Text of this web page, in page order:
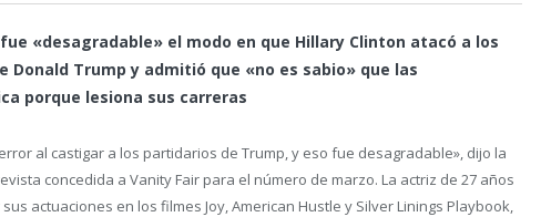
«desagradable» el modo en que Hillary Clinton atacó a los
Trump y admitió que «no es sabio» que las
porque lesiona sus carreras
al castigar a los partidarios de Trump, y eso fue desagradable», dijo la
concedida a Vanity Fair para el número de marzo. La actriz de 27 años
actuaciones en los filmes Joy, American Hustle y Silver Linings Playbook,